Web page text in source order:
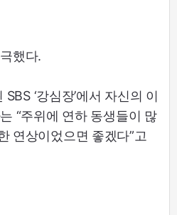
했다.
‘강심장’에서 자신의 이
“주위에 연하 동생들이 많
연상이었으면 좋겠다”고